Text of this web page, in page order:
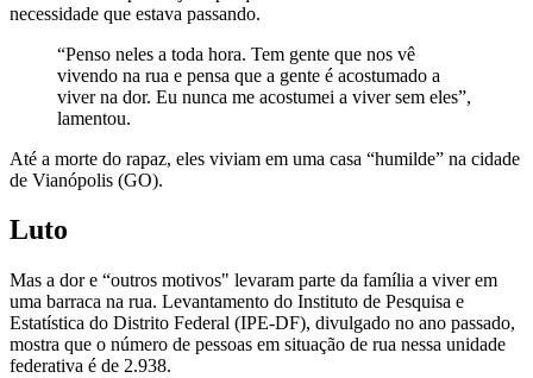
necessidade que estava passando.
“Penso neles a toda hora. Tem gente que nos vê
vivendo na rua e pensa que a gente é acostumado a
viver na dor. Eu nunca me acostumei a viver sem eles”,
lamentou.
Até a morte do rapaz, eles viviam em uma casa “humilde” na cidade
de Vianópolis (GO).
Luto
Mas a dor e “outros motivos" levaram parte da família a viver em
uma barraca na rua. Levantamento do Instituto de Pesquisa e
Estatística do Distrito Federal (IPE-DF), divulgado no ano passado,
mostra que o número de pessoas em situação de rua nessa unidade
federativa é de 2.938.